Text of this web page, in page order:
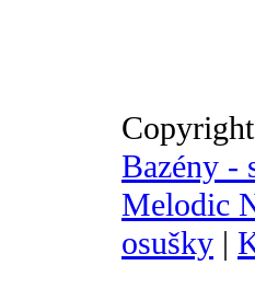
Bazény -
Melodic
osušky |